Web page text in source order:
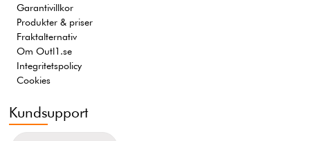
Garantivillkor
Produkter & priser
Fraktalternativ
Om Outl1.se
Integritetspolicy
Cookies
Kundsupport